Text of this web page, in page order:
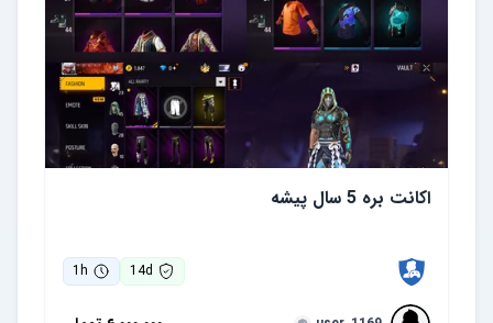
اکانت بره 5 سال پیشه
14d
1h